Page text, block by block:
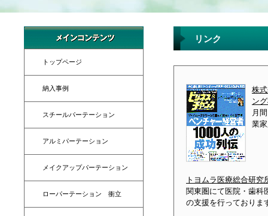
トップページ
納入事例
スチールパーテーション
アルミパーテーション
メイクアップパーテーション
ローパーテーション 衝立
リンク
株
ン
月
業
トヨムラ医療総合研究
関東圏にて医院・歯科
の支援を行っておりま